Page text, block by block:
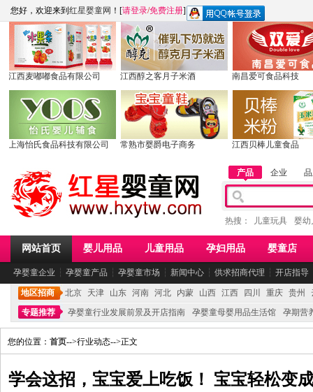
您好，欢迎来到 红星婴童网 ！[请登录/免费注册]
江西麦嘟嘟食品有限公司 江西醇之客月子米酒 南昌爱可食品科技
上海怡氏食品科技有限公司 常熟市婴爵电子商务 江西贝棒儿童食品
产品 企业
热搜： 儿童玩具 婴幼
网站首页 婴儿用品 儿童用品 孕妇用品 婴童店
孕婴童企业 ┆ 孕婴童产品 ┆ 孕婴童市场 ┆ 新闻中心 ┆ 供求招商代理 ┆ 开店指导
地区招商 北京 天津 山东 河南 河北 内蒙 山西 江西 四川 重庆 贵州
专题推荐
孕婴童行业发展前景及开店指南 孕婴童母婴用品生活馆 孕期营
您的位置： 首页-->行业动态-->正文
学会这招，宝宝爱上吃饭！ 宝宝轻松变